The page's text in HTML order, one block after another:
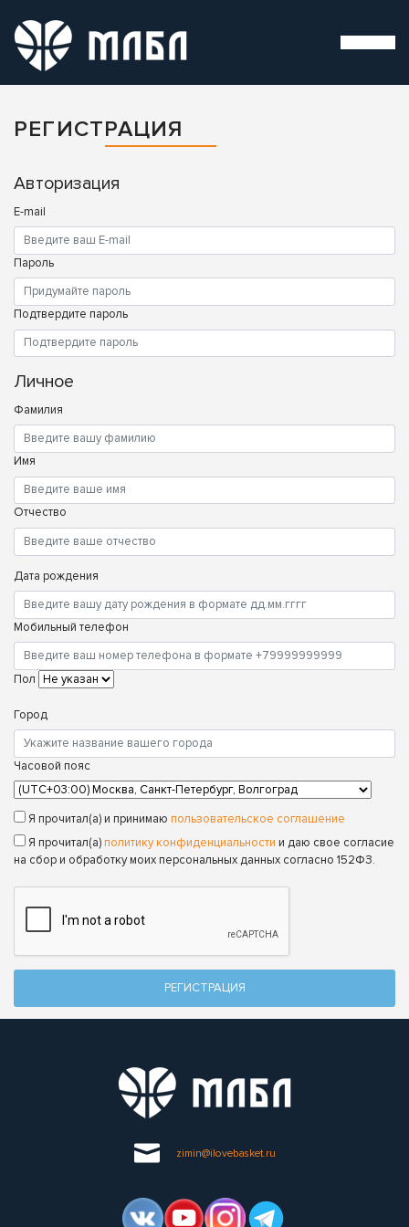
РЕГИСТРАЦИЯ
Авторизация
E-mail
Пароль
Подтвердите пароль
Личное
Фамилия
Имя
Отчество
Дата рождения
Мобильный телефон
Пол
Город
Часовой пояс
Я прочитал(а) и принимаю пользовательское соглашение
Я прочитал(а) политику конфиденциальности и даю свое согласие
на сбор и обработку моих персональных данных согласно 152ФЗ.
РЕГИСТРАЦИЯ
zimin@ilovebasket.ru